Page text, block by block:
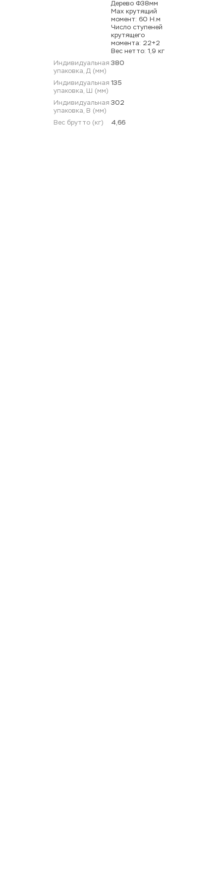
Дерево Φ38мм
Мах крутящий
момент: 60 Н.м
Число ступеней
крутящего
момента: 22+2
Вес нетто: 1,9 кг
Индивидуальная
упаковка, Д (мм)
380
Индивидуальная
упаковка, Ш (мм)
135
Индивидуальная
упаковка, В (мм)
302
Вес брутто (кг) 4,66